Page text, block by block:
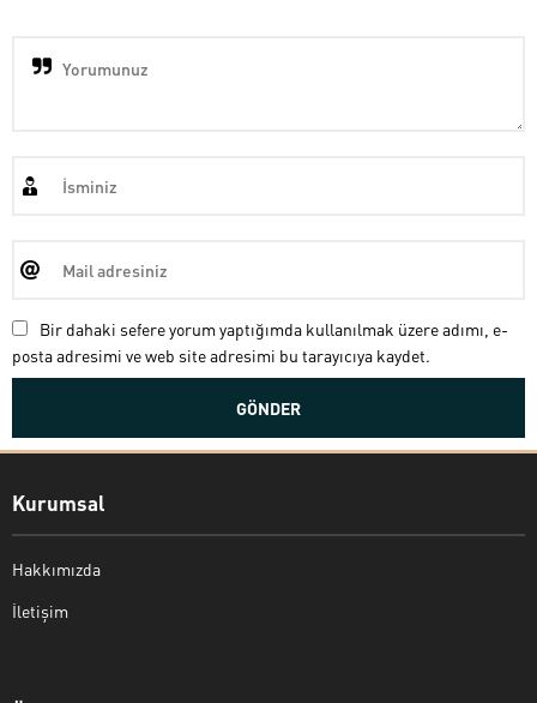
Bir dahaki sefere yorum yaptığımda kullanılmak üzere adımı, e-
posta adresimi ve web site adresimi bu tarayıcıya kaydet.
Kurumsal
Hakkımızda
İletişim